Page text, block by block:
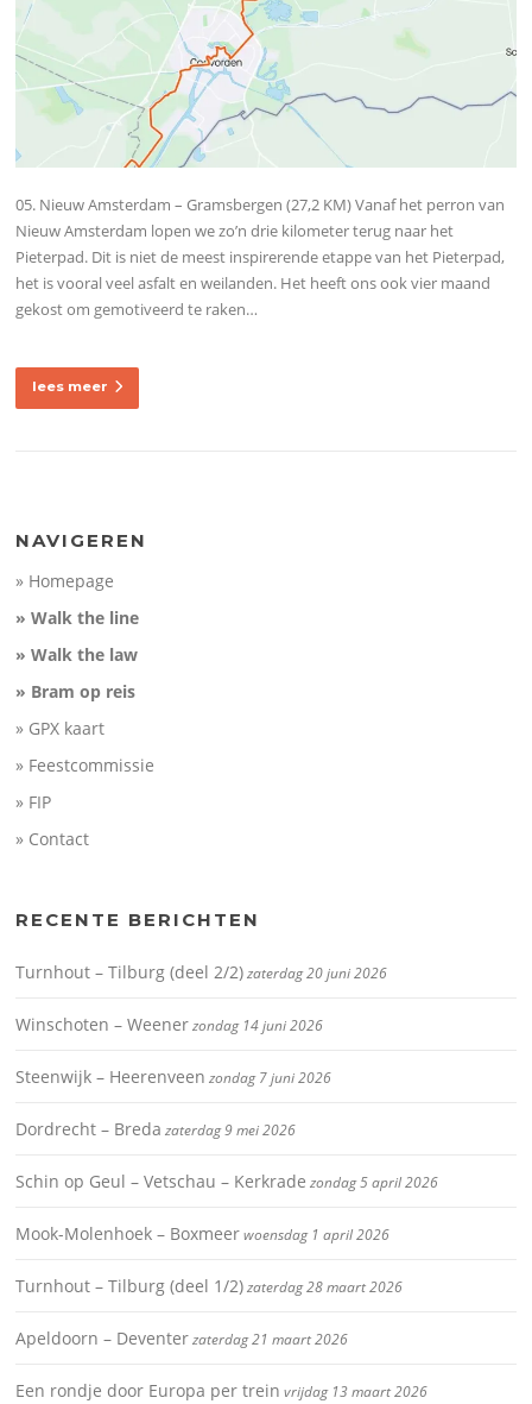
05. Nieuw Amsterdam – Gramsbergen (27,2 KM) Vanaf het perron van
Nieuw Amsterdam lopen we zo’n drie kilometer terug naar het
Pieterpad. Dit is niet de meest inspirerende etappe van het Pieterpad,
het is vooral veel asfalt en weilanden. Het heeft ons ook vier maand
gekost om gemotiveerd te raken…
lees meer
NAVIGEREN
» Homepage
» Walk the line
» Walk the law
» Bram op reis
» GPX kaart
» Feestcommissie
» FIP
» Contact
RECENTE BERICHTEN
Turnhout – Tilburg (deel 2/2)zaterdag 20 juni 2026
Winschoten – Weenerzondag 14 juni 2026
Steenwijk – Heerenveen zondag 7 juni 2026
Dordrecht – Breda zaterdag 9 mei 2026
Schin op Geul – Vetschau – Kerkrade zondag 5 april 2026
Mook-Molenhoek – Boxmeerwoensdag 1 april 2026
Turnhout – Tilburg (deel 1/2)zaterdag 28 maart 2026
Apeldoorn – Deventerzaterdag 21 maart 2026
Een rondje door Europa per trein vrijdag 13 maart 2026